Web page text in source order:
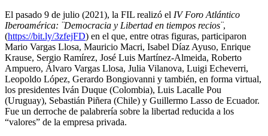
El pasado 9 de julio (2021), la FIL realizó el IV Foro Atlántico
Iberoamérica: ¨Democracia y Libertad en tiempos recios¨,
(https://bit.ly/3zfejFD) en el que, entre otras figuras, participaron
Mario Vargas Llosa, Mauricio Macri, Isabel Díaz Ayuso, Enrique
Krause, Sergio Ramírez, José Luis Martínez-Almeida, Roberto
Ampuero, Álvaro Vargas Llosa, Julia Vilanova, Luigi Echeverri,
Leopoldo López, Gerardo Bongiovanni y también, en forma virtual,
los presidentes Iván Duque (Colombia), Luis Lacalle Pou
(Uruguay), Sebastián Piñera (Chile) y Guillermo Lasso de Ecuador.
Fue un derroche de palabrería sobre la libertad reducida a los
“valores” de la empresa privada.